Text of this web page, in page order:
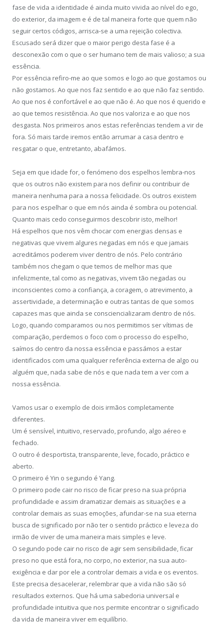
fase de vida a identidade é ainda muito vivida ao nível do ego,
do exterior, da imagem e é de tal maneira forte que quem não
seguir certos códigos, arrisca-se a uma rejeição colectiva.
Escusado será dizer que o maior perigo desta fase é a
desconexão com o que o ser humano tem de mais valioso; a sua
essência.
Por essência refiro-me ao que somos e logo ao que gostamos ou
não gostamos. Ao que nos faz sentido e ao que não faz sentido.
Ao que nos é confortável e ao que não é. Ao que nos é querido e
ao que temos resistência. Ao que nos valoriza e ao que nos
desgasta. Nos primeiros anos estas referências tendem a vir de
fora. Só mais tarde iremos então arrumar a casa dentro e
resgatar o que, entretanto, abafámos.
Seja em que idade for, o fenómeno dos espelhos lembra-nos
que os outros não existem para nos definir ou contribuir de
maneira nenhuma para a nossa felicidade. Os outros existem
para nos espelhar o que em nós ainda é sombra ou potencial.
Quanto mais cedo conseguirmos descobrir isto, melhor!
Há espelhos que nos vêm chocar com energias densas e
negativas que vivem algures negadas em nós e que jamais
acreditámos poderem viver dentro de nós. Pelo contrário
também nos chegam o que temos de melhor mas que
infelizmente, tal como as negativas, vivem tão negadas ou
inconscientes como a confiança, a coragem, o atrevimento, a
assertividade, a determinação e outras tantas de que somos
capazes mas que ainda se consciencializaram dentro de nós.
Logo, quando comparamos ou nos permitimos ser vítimas de
comparação, perdemos o foco com o processo do espelho,
saímos do centro da nossa essência e passámos a estar
identificados com uma qualquer referência externa de algo ou
alguém que, nada sabe de nós e que nada tem a ver com a
nossa essência.
Vamos usar o exemplo de dois irmãos completamente
diferentes.
Um é sensível, intuitivo, reservado, profundo, algo aéreo e
fechado.
O outro é desportista, transparente, leve, focado, práctico e
aberto.
O primeiro é Yin o segundo é Yang.
O primeiro pode cair no risco de ficar preso na sua própria
profundidade e assim dramatizar demais as situações e a
controlar demais as suas emoções, afundar-se na sua eterna
busca de significado por não ter o sentido práctico e leveza do
irmão de viver de uma maneira mais simples e leve.
O segundo pode cair no risco de agir sem sensibilidade, ficar
preso no que está fora, no corpo, no exterior, na sua auto-
exigência e dar por ele a controlar demais a vida e os eventos.
Este precisa desacelerar, relembrar que a vida não são só
resultados externos. Que há uma sabedoria universal e
profundidade intuitiva que nos permite encontrar o significado
da vida de maneira viver em equilíbrio.